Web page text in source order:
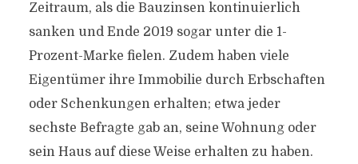
Zeitraum, als die Bauzinsen kontinuierlich
sanken und Ende 2019 sogar unter die 1-
Prozent-Marke fielen. Zudem haben viele
Eigentümer ihre Immobilie durch Erbschaften
oder Schenkungen erhalten; etwa jeder
sechste Befragte gab an, seine Wohnung oder
sein Haus auf diese Weise erhalten zu haben.